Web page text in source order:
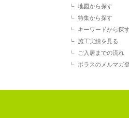
地図から探す
特集から探す
キーワードから探す
施工実績を見る
ご入居までの流れ
ポラスのメルマガ